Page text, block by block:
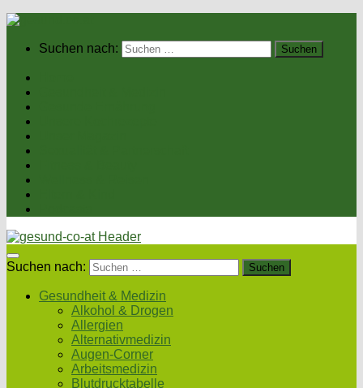
Suchen nach:
Suchen nach:
Gesundheit & Medizin
Alkohol & Drogen
Allergien
Alternativmedizin
Augen-Corner
Arbeitsmedizin
Blutdrucktabelle